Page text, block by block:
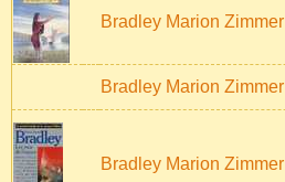
Bradley Marion Zimmer
Bradley Marion Zimmer
Bradley Marion Zimmer